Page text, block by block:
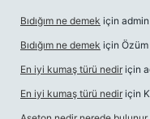
Bıdığım ne demek için admin
Bıdığım ne demek için Özüm
En iyi kumaş türü nedir için
En iyi kumaş türü nedir için